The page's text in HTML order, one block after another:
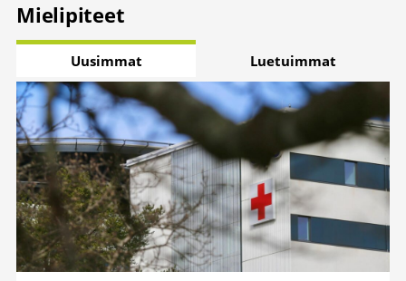
Mielipiteet
Uusimmat Luetuimmat